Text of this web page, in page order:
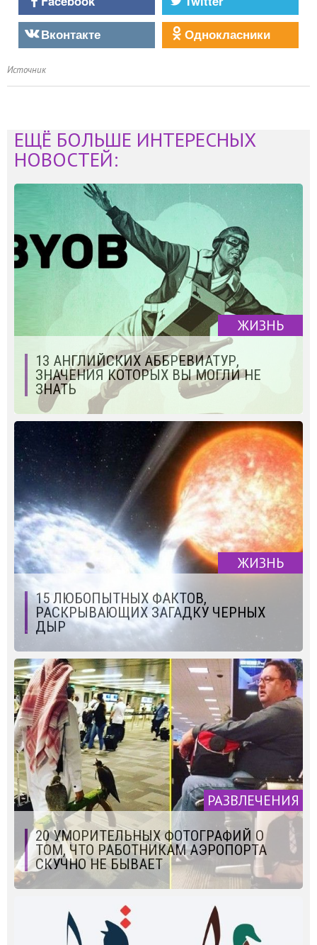
Вконтакте
Однокласники
Источник
ЕЩЁ БОЛЬШЕ ИНТЕРЕСНЫХ
НОВОСТЕЙ:
ЖИЗНЬ
13 АНГЛИЙСКИХ АББРЕВИАТУР,
ЗНАЧЕНИЯ КОТОРЫХ ВЫ МОГЛИ НЕ
ЗНАТЬ
ЖИЗНЬ
15 ЛЮБОПЫТНЫХ ФАКТОВ,
РАСКРЫВАЮЩИХ ЗАГАДКУ ЧЕРНЫХ
ДЫР
РАЗВЛЕЧЕНИЯ
20 УМОРИТЕЛЬНЫХ ФОТОГРАФИЙ О
ТОМ, ЧТО РАБОТНИКАМ АЭРОПОРТА
СКУЧНО НЕ БЫВАЕТ